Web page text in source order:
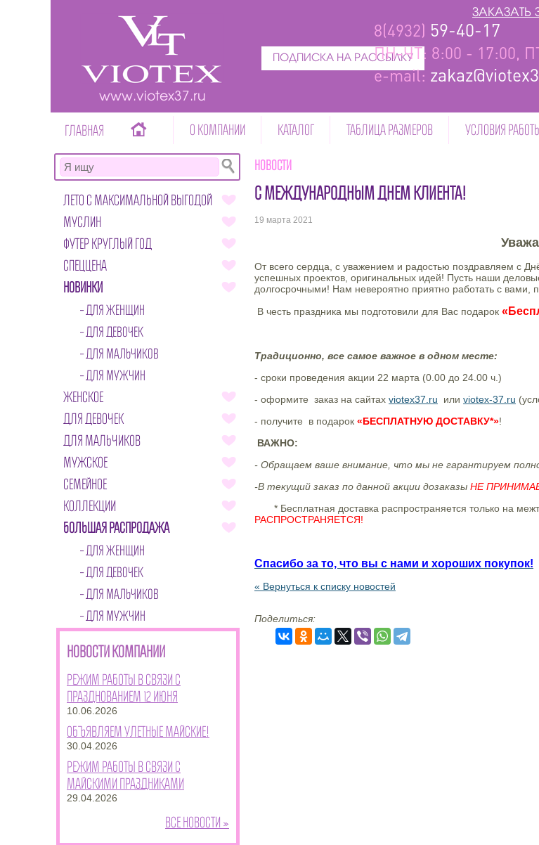
www.viotex37.ru
ПОДПИСКА НА РАССЫЛКУ
8(4932) 59-40-17
ПН-ЧТ: 8:00 - 17:00,
e-mail:
ЗАКАЗАТЬ
ГЛАВНАЯ О КОМПАНИИ КАТАЛОГ ТАБЛИЦА РАЗМЕРОВ УСЛОВИЯ
ЛЕТО С МАКСИМАЛЬНОЙ ВЫГОДОЙ
МУСЛИН
ФУТЕР КРУГЛЫЙ ГОД
СПЕЦЦЕНА
НОВИНКИ
ДЛЯ ЖЕНЩИН
ДЛЯ ДЕВОЧЕК
ДЛЯ МАЛЬЧИКОВ
ДЛЯ МУЖЧИН
ЖЕНСКОЕ
ДЛЯ ДЕВОЧЕК
ДЛЯ МАЛЬЧИКОВ
МУЖСКОЕ
СЕМЕЙНОЕ
КОЛЛЕКЦИИ
БОЛЬШАЯ РАСПРОДАЖА
ДЛЯ ЖЕНЩИН
ДЛЯ ДЕВОЧЕК
ДЛЯ МАЛЬЧИКОВ
ДЛЯ МУЖЧИН
НОВОСТИ КОМПАНИИ
Режим работы в связи с
празднованием 12 июня
10.06.2026
Объявляем улетные майские!
30.04.2026
Режим работы в связи с
майскими праздниками
29.04.2026
Все новости »
Новости
С МЕЖДУНАРОДНЫМ ДНЕМ КЛИЕНТА!
19 марта 2021
От всего сердца, с уважением и радостью поздравляем с
успешных проектов, оригинальных идей! Пусть наши
долгосрочными! Нам невероятно приятно работать с вами,
В честь праздника мы подготовили для Вас подарок
Традиционно, все самое важное в одном месте:
- сроки проведения акции 22 марта (0.00 до 24.00 ч.)
- оформите заказ на сайтах viotex37.ru или viotex-37.ru
- получите в подарок «БЕСПЛАТНУЮ ДОСТАВКУ*»!
ВАЖНО:
- Обращаем ваше внимание, что мы не гарантируем
-В текущий заказ по данной акции дозаказы НЕ
* Бесплатная доставка распространяется только на
РАСПРОСТРАНЯЕТСЯ!
Спасибо за то, что вы с нами и хороших покупок!
« Вернуться к списку новостей
Поделиться: